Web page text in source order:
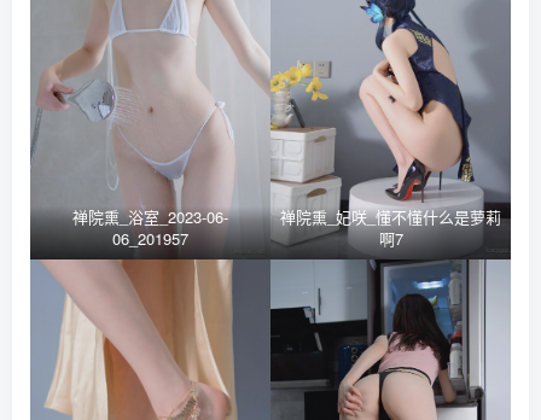
禅院熏_浴室_2023-06-
06_201957
禅院熏_妃咲_懂不懂什么是萝莉
啊7